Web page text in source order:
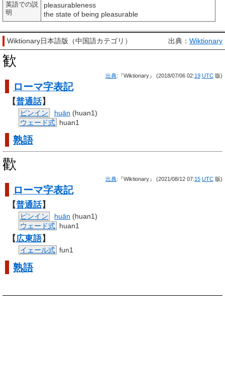
英語での説
明
pleasurableness
the state of being pleasurable
Wiktionary日本語版（中国語カテゴリ） 出典： Wiktionary
歓
出典:『Wiktionary』 (2018/07/06 02:19 UTC 版)
ローマ字表記
【普通話】
ピンイン huān (huan1)
ウェード式 huan1
熟語
歡
出典:『Wiktionary』 (2021/08/12 07:15 UTC 版)
ローマ字表記
【普通話】
ピンイン huān (huan1)
ウェード式 huan1
【広東語】
イェール式 fun1
熟語